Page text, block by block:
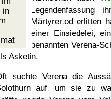
in
Legendenfassung
Märtyrertod erlitten
einer Einsiedelei,
benannten Verena-
Asketin.
suchte Verena die
auf, um sie zu